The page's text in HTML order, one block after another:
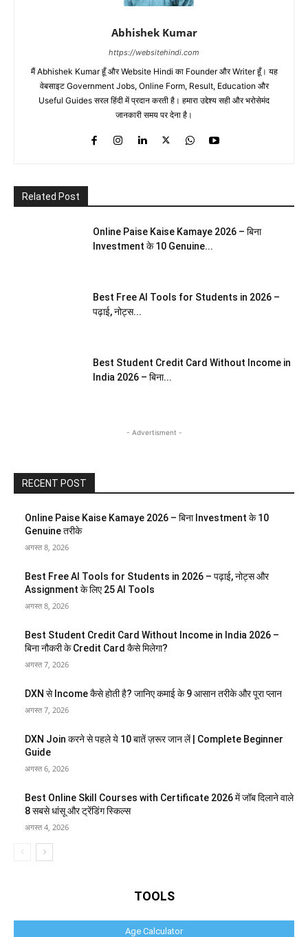
Abhishek Kumar
https://websitehindi.com
मैं Abhishek Kumar हूँ और Website Hindi का Founder और Writer हूँ। यह
वेबसाइट Government Jobs, Online Form, Result, Education और
Useful Guides सरल हिंदी में प्रदान करती है। हमारा उद्देश्य सही और भरोसेमंद
जानकारी समय पर देना है।
Related Post
Online Paise Kaise Kamaye 2026 – बिना
Investment के 10 Genuine...
Best Free AI Tools for Students in 2026 –
पढ़ाई, नोट्स...
Best Student Credit Card Without Income in
India 2026 – बिना...
- Advertisment -
RECENT POST
Online Paise Kaise Kamaye 2026 – बिना Investment के 10
Genuine तरीके
अगस्त 8, 2026
Best Free AI Tools for Students in 2026 – पढ़ाई, नोट्स और
Assignment के लिए 25 AI Tools
अगस्त 8, 2026
Best Student Credit Card Without Income in India 2026 –
बिना नौकरी के Credit Card कैसे मिलेगा?
अगस्त 7, 2026
DXN से Income कैसे होती है? जानिए कमाई के 9 आसान तरीके और पूरा प्लान
अगस्त 7, 2026
DXN Join करने से पहले ये 10 बातें ज़रूर जान लें | Complete Beginner
Guide
अगस्त 6, 2026
Best Online Skill Courses with Certificate 2026 में जॉब दिलाने वाले
8 सबसे धांसू और ट्रेंडिंग स्किल्स
अगस्त 4, 2026
TOOLS
Age Calculator